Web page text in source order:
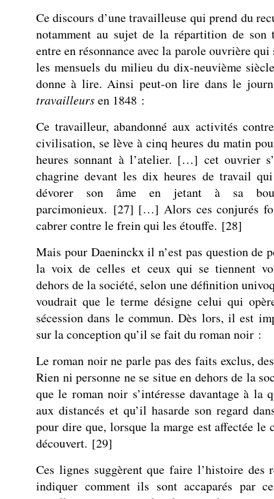
Ce discours d’une travailleuse qui prend du
notamment au sujet de la répartition de son
entre en résonnance avec la parole ouvrière qui
les mensuels du milieu du dix-neuvième
donne à lire. Ainsi peut-on lire dans le
travailleursen 1848 :
Ce travailleur, abandonné aux activités
civilisation, se lève à cinq heures du matin
heures sonnant à l’atelier. […] cet ouvrier
chagrine devant les dix heures de travail qui
dévorer son âme en jetant à sa
parcimonieux. [27] […] Alors ces conjurés
cabrer contre le frein qui les étouffe. [28]
Mais pour Daeninckx il n’est pas question de
la voix de celles et ceux qui se tiennent
dehors de la société, selon une définition
voudrait que le terme désigne celui qui
sécession dans le commun. Dès lors, il est
sur la conception qu’il se fait du roman noir :
Le roman noir ne parle pas des faits exclus,
Rien ni personne ne se situe en dehors de la
que le roman noir s’intéresse davantage à la
aux distancés et qu’il hasarde son regard
pour dire que, lorsque la marge est affectée le
découvert. [29]
Ces lignes suggèrent que faire l’histoire des
indiquer comment ils sont accaparés par